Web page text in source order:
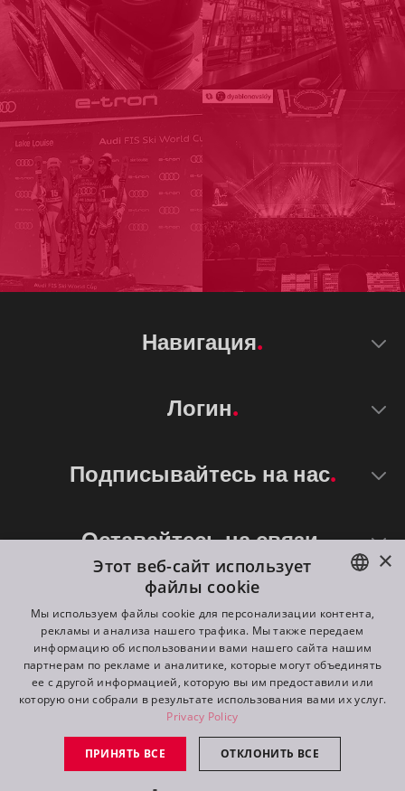
Навигация
Логин
Подписывайтесь на нас
Оставайтесь на связи
©2026 ROBE lighting s.r.o.
All rights reserved. Created by
Switch to desktop mode
ENGLISH
DE
FR
RU
×
Этот веб-сайт использует
файлы cookie
Мы используем файлы cookie для персонализации контента,
рекламы и анализа нашего трафика. Мы также передаем
информацию об использовании вами нашего сайта нашим
партнерам по рекламе и аналитике, которые могут объединять
ее с другой информацией, которую вы им предоставили или
которую они собрали в результате использования вами их услуг.
Privacy Policy
ПРИНЯТЬ ВСЕ ОТКЛОНИТЬ ВСЕ